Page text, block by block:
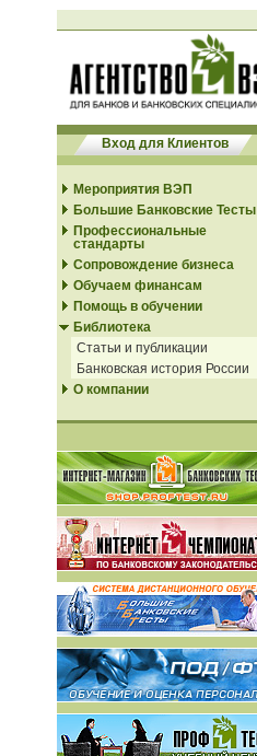
Вход для Клиентов
Мероприятия ВЭП
Большие Банковские Тесты
Профессиональные
стандарты
Сопровождение бизнеса
Обучаем финансам
Помощь в обучении
Библиотека
Статьи и публикации
Банковская история России
О компании